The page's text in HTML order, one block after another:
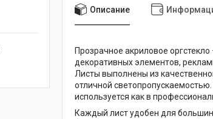
Описание
Прозрачное акриловое
декоративных элементов,
Листы выполнены из
отличной
используется как в
Каждый лист удобен для